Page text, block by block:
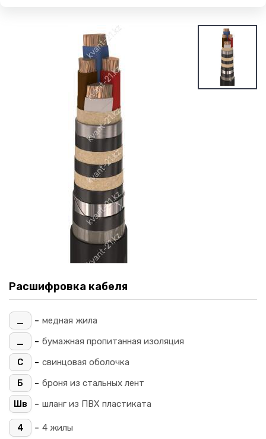
Расшифровка кабеля
_ - медная жила
_
- бумажная пропитанная изоляция
С
- свинцовая оболочка
Б
- броня из стальных лент
Шв
- шланг из ПВХ пластиката
4 - 4 жилы